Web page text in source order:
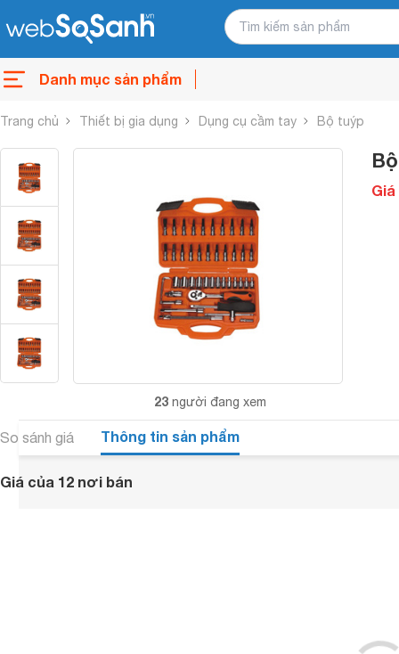
Danh mục sản phẩm
Trang chủ Thiết bị gia dụng Dụng cụ cầm tay Bộ tuýp
23 người đang xem
So sánh giá Thông tin sản phẩm
Giá của 12 nơi bán